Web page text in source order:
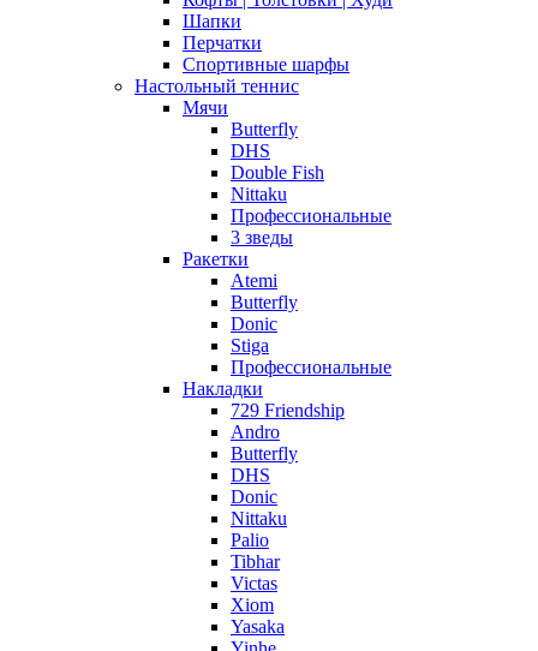
Шапки
Перчатки
Спортивные шарфы
Настольный теннис
Мячи
Butterfly
DHS
Double Fish
Nittaku
Профессиональные
3 зведы
Ракетки
Atemi
Butterfly
Donic
Stiga
Профессиональные
Накладки
729 Friendship
Andro
Butterfly
DHS
Donic
Nittaku
Palio
Tibhar
Victas
Xiom
Yasaka